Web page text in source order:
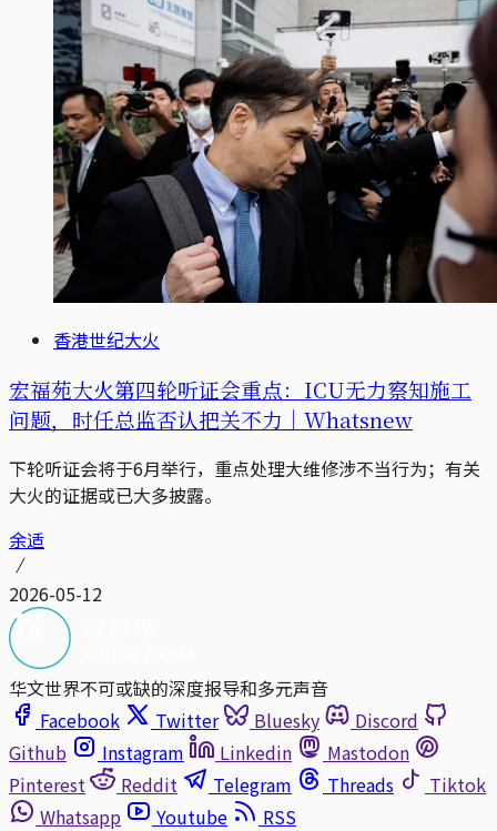
香港世纪大火
宏福苑大火第四轮听证会重点：ICU无力察知施工
问题，时任总监否认把关不力｜Whatsnew
下轮听证会将于6月举行，重点处理大维修涉不当行为；有关
大火的证据或已大多披露。
余适
2026-05-12
华文世界不可或缺的深度报导和多元声音
Facebook
Twitter Bluesky
Discord
Github
Instagram Linkedin
Mastodon
Pinterest
Reddit Telegram Threads
Tiktok
Whatsapp
Youtube
RSS